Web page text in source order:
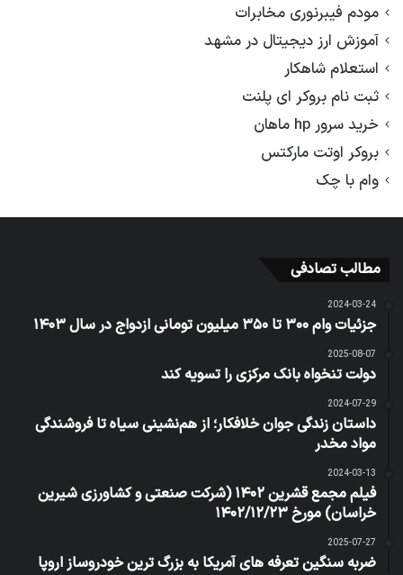
مودم فیبرنوری مخابرات
آموزش ارز دیجیتال در مشهد
استعلام شاهکار
ثبت نام بروکر ای پلنت
خرید سرور hp ماهان
بروکر اوتت مارکتس
وام با چک
مطالب تصادفی
2024-03-24
جزئیات وام ۳۰۰ تا ۳۵۰ میلیون تومانی ازدواج در سال ۱۴۰۳
2025-08-07
دولت تنخواه بانک مرکزی را تسویه کند
2024-07-29
داستان زندگی جوان خلافکار؛ از هم‌نشینی سیاه تا فروشندگی
مواد مخدر
2024-03-13
فیلم مجمع قشرین ۱۴۰۲ (شرکت صنعتی و کشاورزی شیرین
خراسان) مورخ ۱۴۰۲/۱۲/۲۳
2025-07-27
ضربه سنگین تعرفه های آمریکا به بزرگ ترین خودروساز اروپا